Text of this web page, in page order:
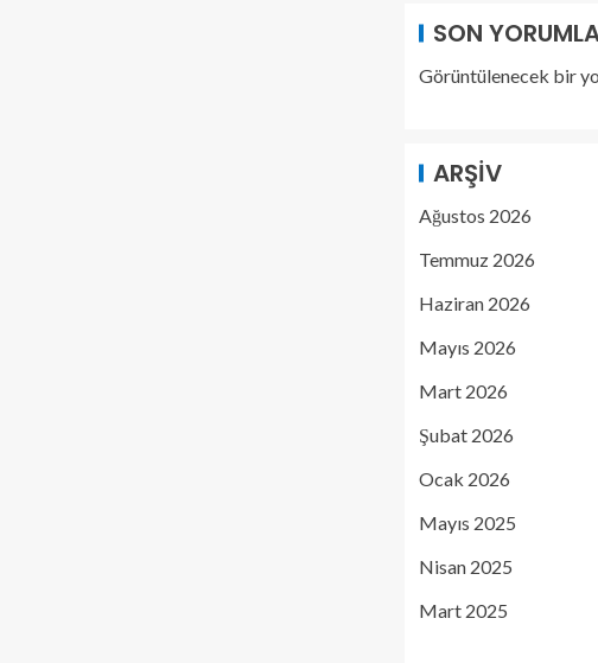
SON
Görüntülenecek bir
ARŞIV
Ağustos 2026
Temmuz 2026
Haziran 2026
Mayıs 2026
Mart 2026
Şubat 2026
Ocak 2026
Mayıs 2025
Nisan 2025
Mart 2025